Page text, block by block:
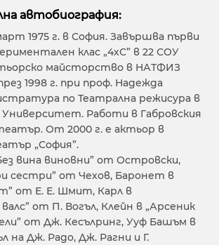
автобиография:
1975 г. в София. Завършва първи
клас „4хС” в 22 СОУ
май­сторство в НАТФИЗ
1998 г. при проф. Надежда
по Театрална режисура в
Университет. Работи в Габровския
От 2000 г. е актьор в
„София”.
вина виновни” от Островски,
сестри” от Чехов, Баронет в
от Е. Е. Шмит, Карл в
от П. Вогъл, Клейн в „Арсеник
от Дж. Кесълринг, Ууф Башъм в
на Дж. Радо, Дж. Рагни и Г.